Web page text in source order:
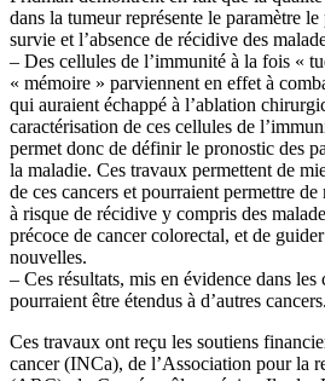
dans la tumeur représente le paramètre
survie et l’absence de récidive des
– Des cellules de l’immunité à la fois «
« mémoire » parviennent en effet à
qui auraient échappé à l’ablation
caractérisation de ces cellules de
permet donc de définir le pronostic des
la maladie. Ces travaux permettent de
de ces cancers et pourraient permettre
à risque de récidive y compris des
précoce de cancer colorectal, et de
nouvelles.
– Ces résultats, mis en évidence dans les
pourraient être étendus à d’autres cancers.
Ces travaux ont reçu les soutiens
cancer (INCa), de l’Association pour la